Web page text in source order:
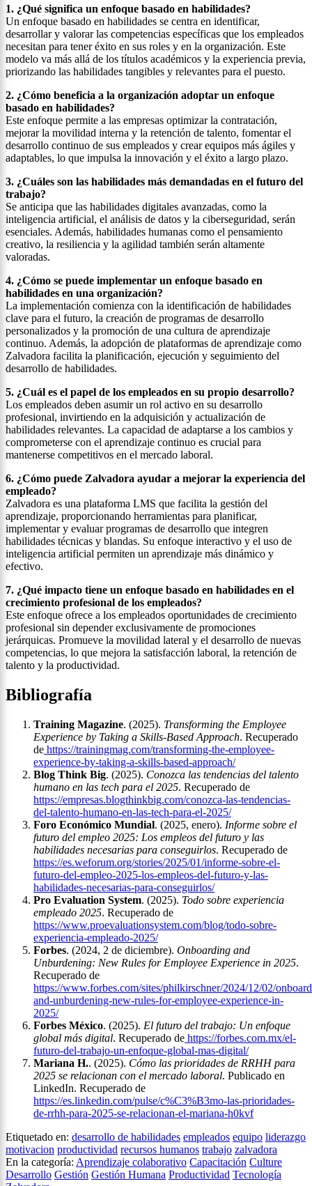
1. ¿Qué significa un enfoque basado en habilidades?
Un enfoque basado en habilidades se centra en identificar,
desarrollar y valorar las competencias específicas que los empleados
necesitan para tener éxito en sus roles y en la organización. Este
modelo va más allá de los títulos académicos y la experiencia previa,
priorizando las habilidades tangibles y relevantes para el puesto.
2. ¿Cómo beneficia a la organización adoptar un enfoque
basado en habilidades?
Este enfoque permite a las empresas optimizar la contratación,
mejorar la movilidad interna y la retención de talento, fomentar el
desarrollo continuo de sus empleados y crear equipos más ágiles y
adaptables, lo que impulsa la innovación y el éxito a largo plazo.
3. ¿Cuáles son las habilidades más demandadas en el futuro del
trabajo?
Se anticipa que las habilidades digitales avanzadas, como la
inteligencia artificial, el análisis de datos y la ciberseguridad, serán
esenciales. Además, habilidades humanas como el pensamiento
creativo, la resiliencia y la agilidad también serán altamente
valoradas.
4. ¿Cómo se puede implementar un enfoque basado en
habilidades en una organización?
La implementación comienza con la identificación de habilidades
clave para el futuro, la creación de programas de desarrollo
personalizados y la promoción de una cultura de aprendizaje
continuo. Además, la adopción de plataformas de aprendizaje como
Zalvadora facilita la planificación, ejecución y seguimiento del
desarrollo de habilidades.
5. ¿Cuál es el papel de los empleados en su propio desarrollo?
Los empleados deben asumir un rol activo en su desarrollo
profesional, invirtiendo en la adquisición y actualización de
habilidades relevantes. La capacidad de adaptarse a los cambios y
comprometerse con el aprendizaje continuo es crucial para
mantenerse competitivos en el mercado laboral.
6. ¿Cómo puede Zalvadora ayudar a mejorar la experiencia del
empleado?
Zalvadora es una plataforma LMS que facilita la gestión del
aprendizaje, proporcionando herramientas para planificar,
implementar y evaluar programas de desarrollo que integren
habilidades técnicas y blandas. Su enfoque interactivo y el uso de
inteligencia artificial permiten un aprendizaje más dinámico y
efectivo.
7. ¿Qué impacto tiene un enfoque basado en habilidades en el
crecimiento profesional de los empleados?
Este enfoque ofrece a los empleados oportunidades de crecimiento
profesional sin depender exclusivamente de promociones
jerárquicas. Promueve la movilidad lateral y el desarrollo de nuevas
competencias, lo que mejora la satisfacción laboral, la retención de
talento y la productividad.
Bibliografía
Training Magazine. (2025). Transforming the Employee
Experience by Taking a Skills-Based Approach. Recuperado
de https://trainingmag.com/transforming-the-employee-
experience-by-taking-a-skills-based-approach/
Blog Think Big. (2025). Conozca las tendencias del talento
humano en las tech para el 2025. Recuperado de
https://empresas.blogthinkbig.com/conozca-las-tendencias-
del-talento-humano-en-las-tech-para-el-2025/
Foro Económico Mundial. (2025, enero). Informe sobre el
futuro del empleo 2025: Los empleos del futuro y las
habilidades necesarias para conseguirlos. Recuperado de
https://es.weforum.org/stories/2025/01/informe-sobre-el-
futuro-del-empleo-2025-los-empleos-del-futuro-y-las-
habilidades-necesarias-para-conseguirlos/
Pro Evaluation System. (2025). Todo sobre experiencia
empleado 2025. Recuperado de
https://www.proevaluationsystem.com/blog/todo-sobre-
experiencia-empleado-2025/
Forbes. (2024, 2 de diciembre). Onboarding and
Unburdening: New Rules for Employee Experience in 2025.
Recuperado de
https://www.forbes.com/sites/philkirschner/2024/12/02/
and-unburdening-new-rules-for-employee-experience-in-
2025/
Forbes México. (2025). El futuro del trabajo: Un enfoque
global más digital. Recuperado de https://forbes.com.mx/el-
futuro-del-trabajo-un-enfoque-global-mas-digital/
Mariana H.. (2025). Cómo las prioridades de RRHH para
2025 se relacionan con el mercado laboral. Publicado en
LinkedIn. Recuperado de
https://es.linkedin.com/pulse/c%C3%B3mo-las-prioridades-
de-rrhh-para-2025-se-relacionan-el-mariana-h0kvf
Etiquetado en: desarrollo de habilidades empleados equipo liderazgo
motivacion productividad recursos humanos trabajo zalvadora
En la categoría: Aprendizaje colaborativo Capacitación Culture
Desarrollo Gestión Gestión Humana Productividad Tecnología